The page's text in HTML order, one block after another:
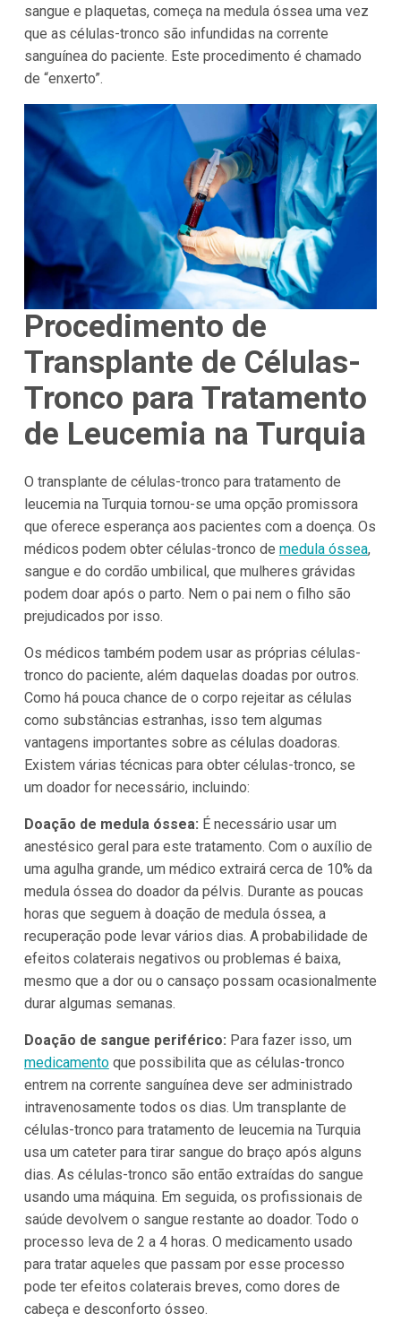
sangue e plaquetas, começa na medula óssea uma vez
que as células-tronco são infundidas na corrente
sanguínea do paciente. Este procedimento é chamado
de “enxerto”.
Procedimento de
Transplante de Células-
Tronco para Tratamento
de Leucemia na Turquia
O transplante de células-tronco para tratamento de
leucemia na Turquia tornou-se uma opção promissora
que oferece esperança aos pacientes com a doença. Os
médicos podem obter células-tronco de medula óssea,
sangue e do cordão umbilical, que mulheres grávidas
podem doar após o parto. Nem o pai nem o filho são
prejudicados por isso.
Os médicos também podem usar as próprias células-
tronco do paciente, além daquelas doadas por outros.
Como há pouca chance de o corpo rejeitar as células
como substâncias estranhas, isso tem algumas
vantagens importantes sobre as células doadoras.
Existem várias técnicas para obter células-tronco, se
um doador for necessário, incluindo:
Doação de medula óssea: É necessário usar um
anestésico geral para este tratamento. Com o auxílio de
uma agulha grande, um médico extrairá cerca de 10% da
medula óssea do doador da pélvis. Durante as poucas
horas que seguem à doação de medula óssea, a
recuperação pode levar vários dias. A probabilidade de
efeitos colaterais negativos ou problemas é baixa,
mesmo que a dor ou o cansaço possam ocasionalmente
durar algumas semanas.
Doação de sangue periférico: Para fazer isso, um
medicamentoque possibilita que as células-tronco
entrem na corrente sanguínea deve ser administrado
intravenosamente todos os dias. Um transplante de
células-tronco para tratamento de leucemia na Turquia
usa um cateter para tirar sangue do braço após alguns
dias. As células-tronco são então extraídas do sangue
usando uma máquina. Em seguida, os profissionais de
saúde devolvem o sangue restante ao doador. Todo o
processo leva de 2 a 4 horas. O medicamento usado
para tratar aqueles que passam por esse processo
pode ter efeitos colaterais breves, como dores de
cabeça e desconforto ósseo.